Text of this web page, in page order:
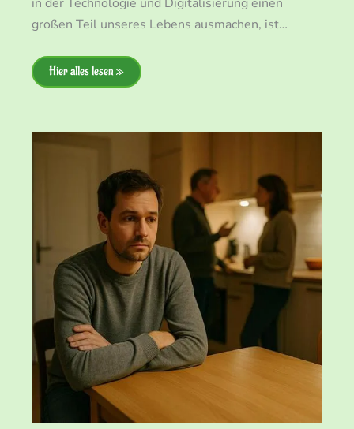
großen Teil unseres Lebens ausmachen, ist…
Hier alles lesen »